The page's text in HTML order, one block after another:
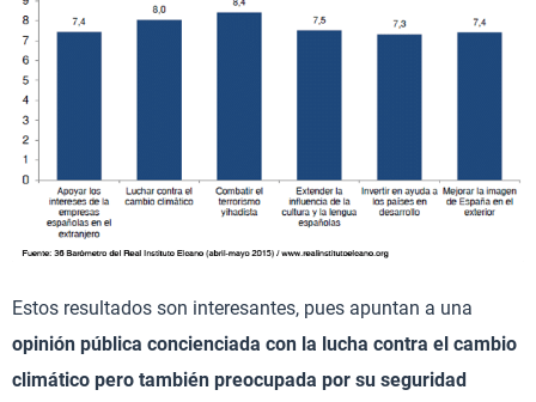
Estos resultados son interesantes, pues apuntan a una
opinión pública concienciada con la lucha contra el cambio
climático pero también preocupada por su seguridad